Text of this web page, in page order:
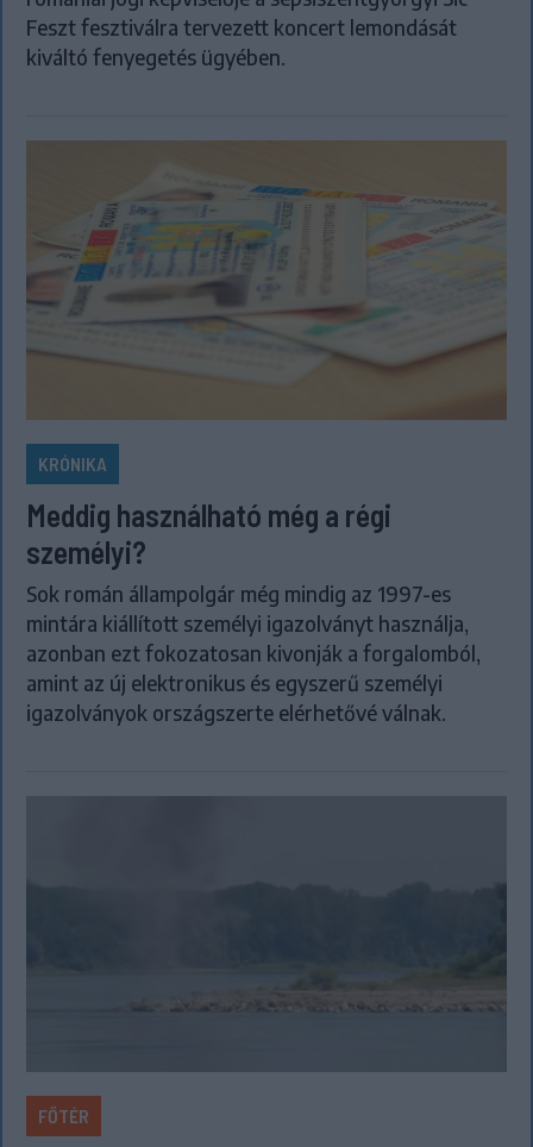
Feszt fesztiválra tervezett koncert lemondását
kiváltó fenyegetés ügyében.
KRÓNIKA
Meddig használható még a régi
személyi?
Sok román állampolgár még mindig az 1997-es
mintára kiállított személyi igazolványt használja,
azonban ezt fokozatosan kivonják a forgalomból,
amint az új elektronikus és egyszerű személyi
igazolványok országszerte elérhetővé válnak.
FŐTÉR